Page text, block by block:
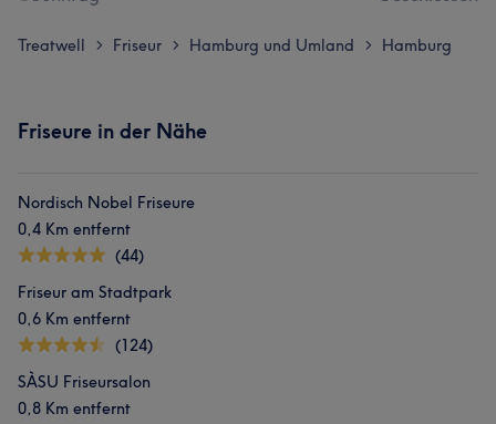
Treatwell > Friseur > Hamburg und Umland > Hamburg
Friseure in der Nähe
Nordisch Nobel Friseure
0,4 Km entfernt
(44)
Friseur am Stadtpark
0,6 Km entfernt
(124)
SÀSU Friseursalon
0,8 Km entfernt